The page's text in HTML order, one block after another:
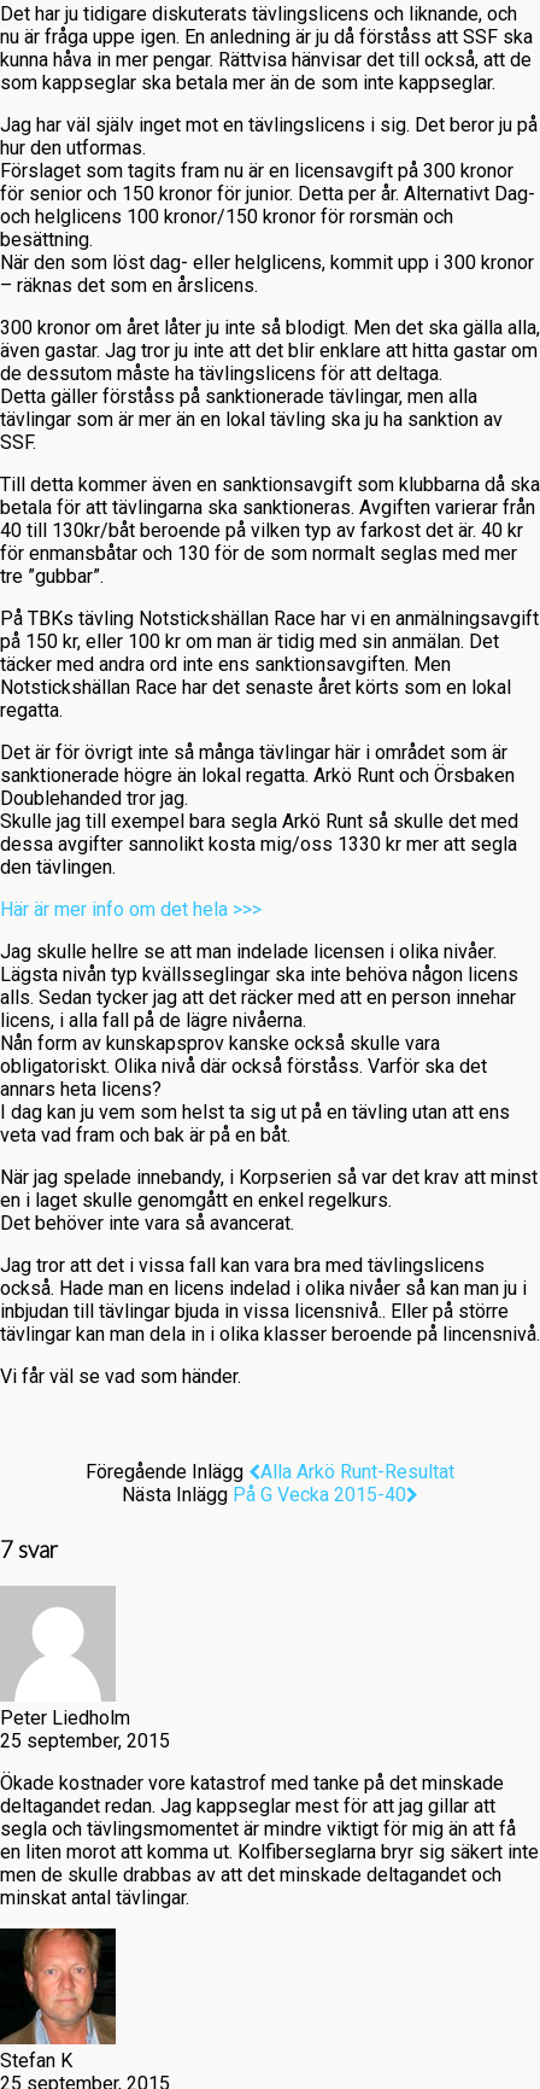
Det har ju tidigare diskuterats tävlingslicens och liknande, och
nu är fråga uppe igen. En anledning är ju då förståss att SSF ska
kunna håva in mer pengar. Rättvisa hänvisar det till också, att de
som kappseglar ska betala mer än de som inte kappseglar.
Jag har väl själv inget mot en tävlingslicens i sig. Det beror ju på
hur den utformas.
Förslaget som tagits fram nu är en licensavgift på 300 kronor
för senior och 150 kronor för junior. Detta per år. Alternativt Dag-
och helglicens 100 kronor/150 kronor för rorsmän och
besättning.
När den som löst dag- eller helglicens, kommit upp i 300 kronor
– räknas det som en årslicens.
300 kronor om året låter ju inte så blodigt. Men det ska gälla alla,
även gastar. Jag tror ju inte att det blir enklare att hitta gastar om
de dessutom måste ha tävlingslicens för att deltaga.
Detta gäller förståss på sanktionerade tävlingar, men alla
tävlingar som är mer än en lokal tävling ska ju ha sanktion av
SSF.
Till detta kommer även en sanktionsavgift som klubbarna då ska
betala för att tävlingarna ska sanktioneras. Avgiften varierar från
40 till 130kr/båt beroende på vilken typ av farkost det är. 40 kr
för enmansbåtar och 130 för de som normalt seglas med mer
tre ”gubbar”.
På TBKs tävling Notstickshällan Race har vi en anmälningsavgift
på 150 kr, eller 100 kr om man är tidig med sin anmälan. Det
täcker med andra ord inte ens sanktionsavgiften. Men
Notstickshällan Race har det senaste året körts som en lokal
regatta.
Det är för övrigt inte så många tävlingar här i området som är
sanktionerade högre än lokal regatta. Arkö Runt och Örsbaken
Doublehanded tror jag.
Skulle jag till exempel bara segla Arkö Runt så skulle det med
dessa avgifter sannolikt kosta mig/oss 1330 kr mer att segla
den tävlingen.
Här är mer info om det hela >>>
Jag skulle hellre se att man indelade licensen i olika nivåer.
Lägsta nivån typ kvällsseglingar ska inte behöva någon licens
alls. Sedan tycker jag att det räcker med att en person innehar
licens, i alla fall på de lägre nivåerna.
Nån form av kunskapsprov kanske också skulle vara
obligatoriskt. Olika nivå där också förståss. Varför ska det
annars heta licens?
I dag kan ju vem som helst ta sig ut på en tävling utan att ens
veta vad fram och bak är på en båt.
När jag spelade innebandy, i Korpserien så var det krav att minst
en i laget skulle genomgått en enkel regelkurs.
Det behöver inte vara så avancerat.
Jag tror att det i vissa fall kan vara bra med tävlingslicens
också. Hade man en licens indelad i olika nivåer så kan man ju i
inbjudan till tävlingar bjuda in vissa licensnivå.. Eller på större
tävlingar kan man dela in i olika klasser beroende på lincensnivå.
Vi får väl se vad som händer.
Föregående Inlägg
Alla Arkö Runt-Resultat
Nästa Inlägg På G Vecka 2015-40
7 svar
Peter Liedholm
25 september, 2015
Ökade kostnader vore katastrof med tanke på det minskade
deltagandet redan. Jag kappseglar mest för att jag gillar att
segla och tävlingsmomentet är mindre viktigt för mig än att få
en liten morot att komma ut. Kolfiberseglarna bryr sig säkert inte
men de skulle drabbas av att det minskade deltagandet och
minskat antal tävlingar.
Stefan K
25 september, 2015